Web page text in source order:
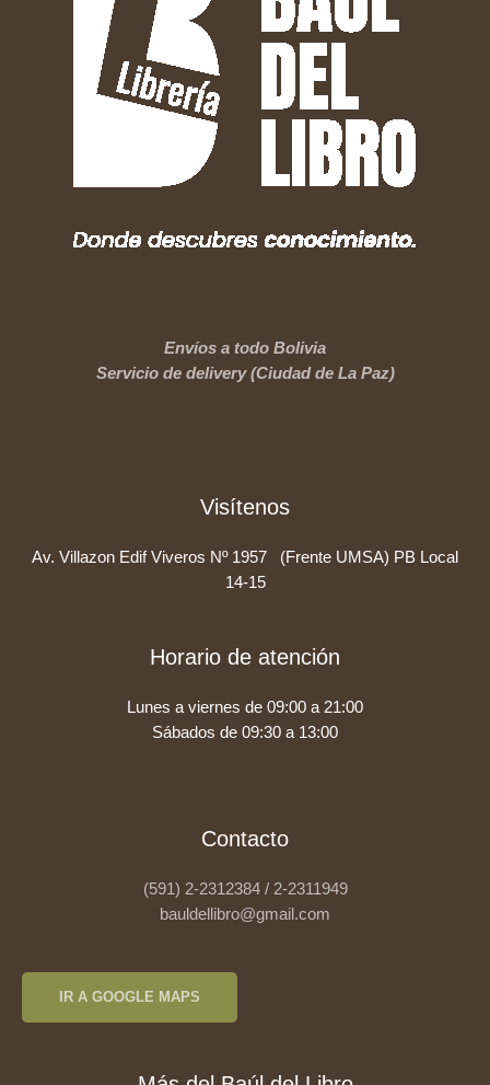
Envíos a todo Bolivia
Servicio de delivery (Ciudad de La Paz)
Visítenos
Av. Villazon Edif Viveros Nº 1957 (Frente UMSA) PB Local
14-15
Horario de atención
Lunes a viernes de 09:00 a 21:00
Sábados de 09:30 a 13:00
Contacto
(591) 2-2312384 / 2-2311949
bauldellibro@gmail.com
IR A GOOGLE MAPS